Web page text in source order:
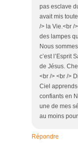
pas esclave
avait mis
/> la Vie.<br /
des lampes
Nous
c’est l’Esprit
de Jésus.
<br /> <br />
Ciel
confiants en
une de mes
au moins
Répondre